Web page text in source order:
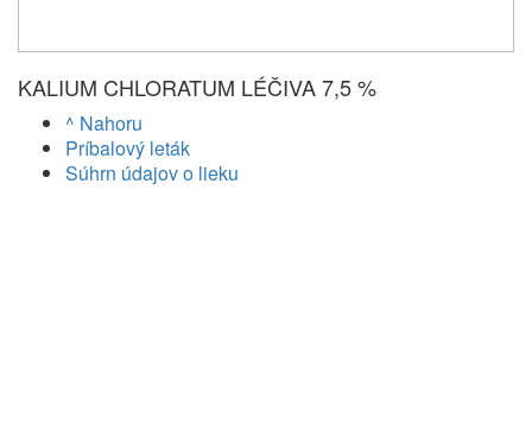
KALIUM CHLORATUM LÉČIVA 7,5 %
^ Nahoru
Príbalový leták
Súhrn údajov o lieku